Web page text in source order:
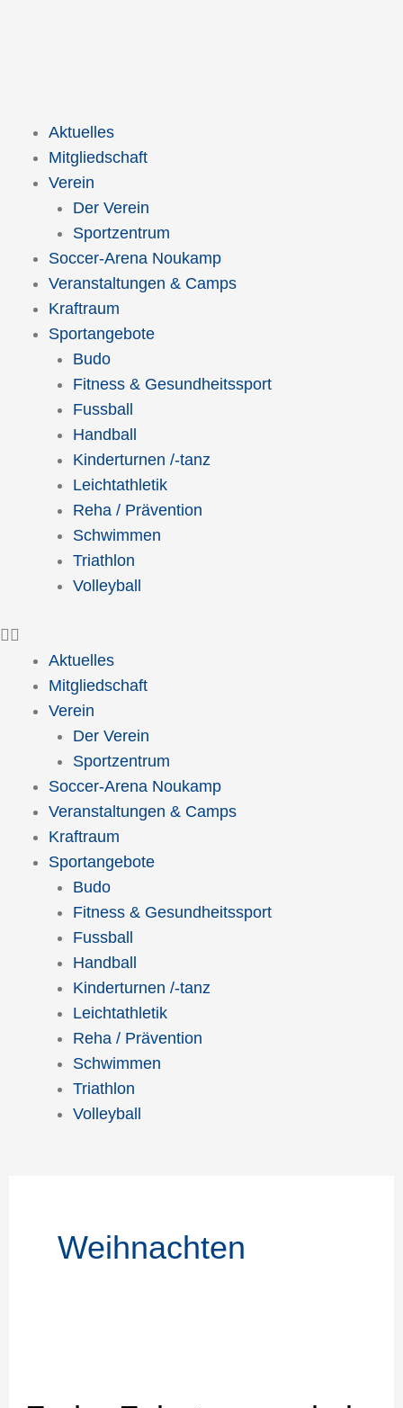
Aktuelles
Mitgliedschaft
Verein
Der Verein
Sportzentrum
Soccer-Arena Noukamp
Veranstaltungen & Camps
Kraftraum
Sportangebote
Budo
Fitness & Gesundheitssport
Fussball
Handball
Kinderturnen /-tanz
Leichtathletik
Reha / Prävention
Schwimmen
Triathlon
Volleyball
Aktuelles
Mitgliedschaft
Verein
Der Verein
Sportzentrum
Soccer-Arena Noukamp
Veranstaltungen & Camps
Kraftraum
Sportangebote
Budo
Fitness & Gesundheitssport
Fussball
Handball
Kinderturnen /-tanz
Leichtathletik
Reha / Prävention
Schwimmen
Triathlon
Volleyball
Weihnachten